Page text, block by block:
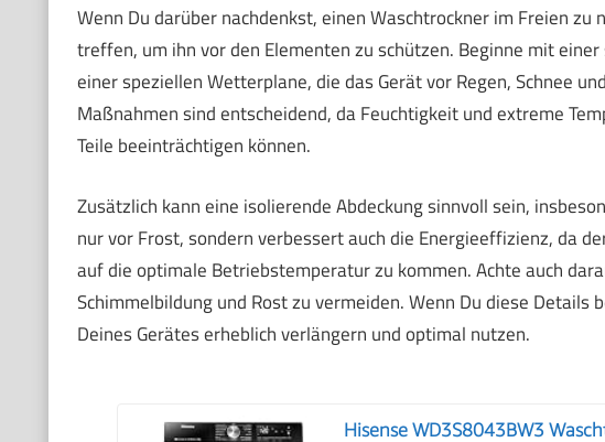
Wenn Du darüber nachdenkst, einen Waschtrockner im Freien
treffen, um ihn vor den Elementen zu schützen. Beginne mit
einer speziellen Wetterplane, die das Gerät vor Regen, Schnee
Maßnahmen sind entscheidend, da Feuchtigkeit und extreme
Teile beeinträchtigen können.
Zusätzlich kann eine isolierende Abdeckung sinnvoll sein,
nur vor Frost, sondern verbessert auch die Energieeffizienz, da
auf die optimale Betriebstemperatur zu kommen. Achte auch
Schimmelbildung und Rost zu vermeiden. Wenn Du diese Details
Deines Gerätes erheblich verlängern und optimal nutzen.
Hisense WD3S8043BW3